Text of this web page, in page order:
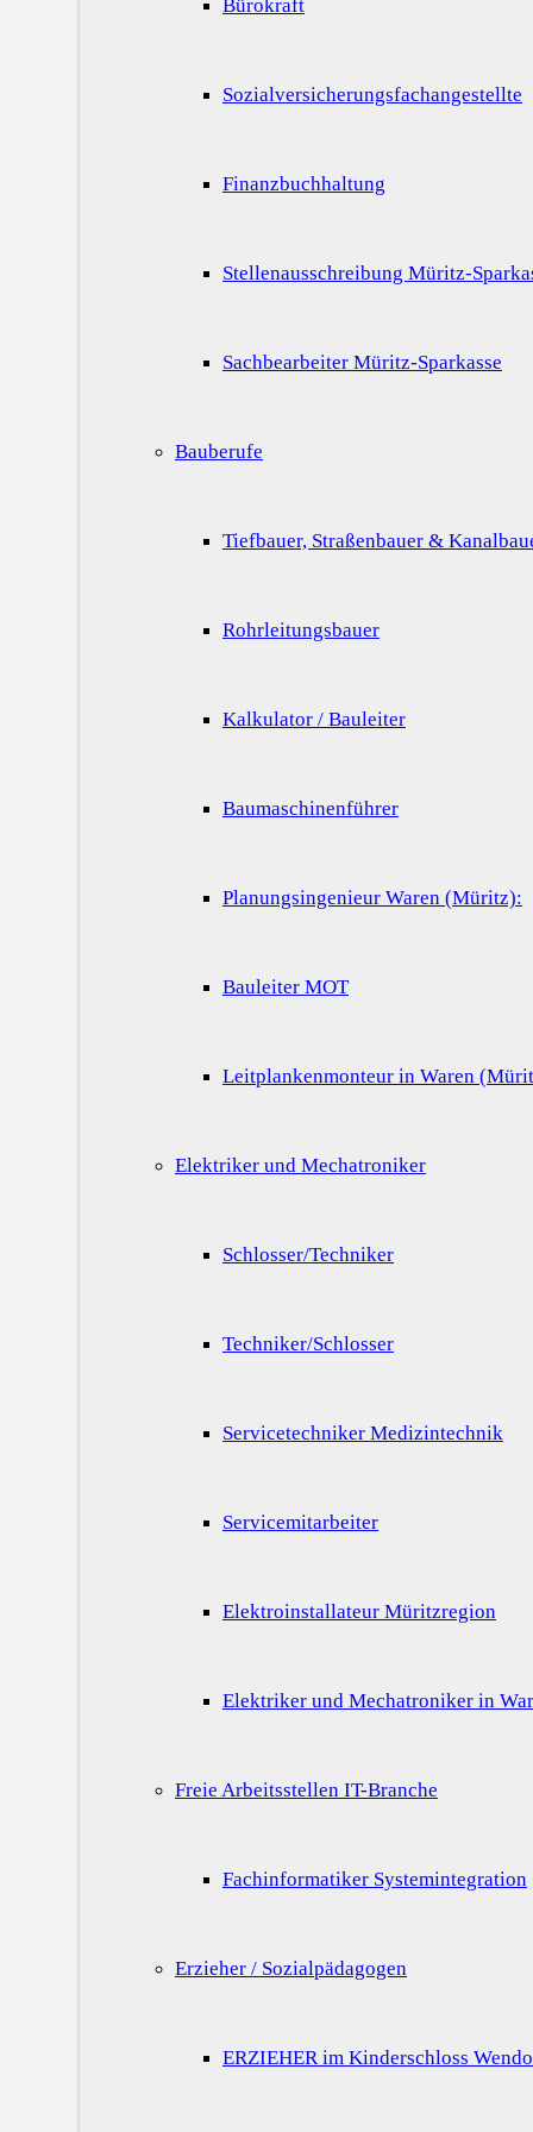
Bürokraft
Sozialversicherungsfachangestellte
Finanzbuchhaltung
Stellenausschreibung Müritz-
Sachbearbeiter Müritz-Sparkasse
Bauberufe
Tiefbauer, Straßenbauer &
Rohrleitungsbauer
Kalkulator / Bauleiter
Baumaschinenführer
Planungsingenieur Waren (Müritz):
Bauleiter MOT
Leitplankenmonteur in Waren
Elektriker und Mechatroniker
Schlosser/Techniker
Techniker/Schlosser
Servicetechniker Medizintechnik
Servicemitarbeiter
Elektroinstallateur Müritzregion
Elektriker und Mechatroniker in
Freie Arbeitsstellen IT-Branche
Fachinformatiker Systemintegration
Erzieher / Sozialpädagogen
ERZIEHER im Kinderschloss